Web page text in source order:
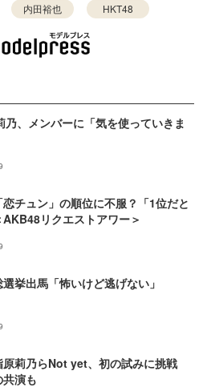
内田裕也 HKT48
乃、メンバーに「気を使っていきま
チュン」の順位に不服？「1位だと
リクエストアワー＞
挙出馬「怖いけど逃げない」
原莉乃らNot yet、初の試みに挑戦
演も